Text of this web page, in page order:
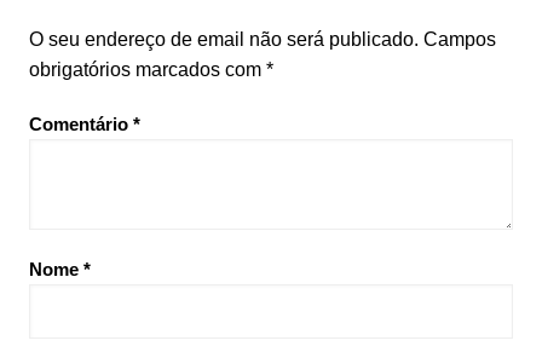
O seu endereço de email não será publicado. Campos
obrigatórios marcados com *
Comentário *
Nome *